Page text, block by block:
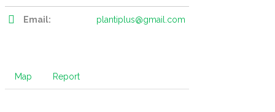
Email: plantiplus@gmail.com
Map Report